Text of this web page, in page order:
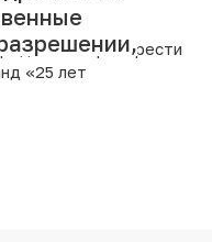
приобрести
«25 лет